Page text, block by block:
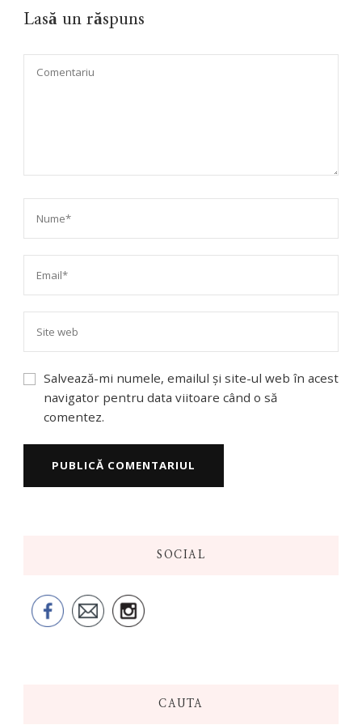
Lasă un răspuns
Salvează-mi numele, emailul și site-ul web în acest
navigator pentru data viitoare când o să
comentez.
SOCIAL
CAUTA